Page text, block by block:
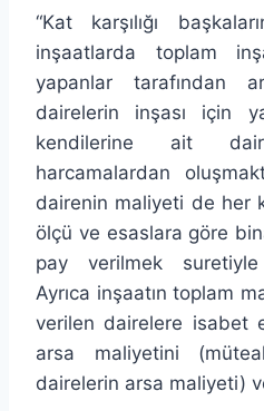
“Kat karşılığı
inşaatlarda toplam
yapanlar tarafından
dairelerin inşası için
kendilerine ait
harcamalardan
dairenin maliyeti de her
ölçü ve esaslara göre
pay verilmek
Ayrıca inşaatın toplam
verilen dairelere isabet
arsa maliyetini
dairelerin arsa maliyeti)